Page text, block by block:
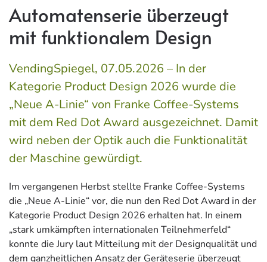
Automatenserie überzeugt
mit funktionalem Design
VendingSpiegel, 07.05.2026 – In der
Kategorie Product Design 2026 wurde die
„Neue A-Linie“ von Franke Coffee-Systems
mit dem Red Dot Award ausgezeichnet. Damit
wird neben der Optik auch die Funktionalität
der Maschine gewürdigt.
Im vergangenen Herbst stellte Franke Coffee-Systems
die „Neue A-Linie“ vor, die nun den Red Dot Award in der
Kategorie Product Design 2026 erhalten hat. In einem
„stark umkämpften internationalen Teilnehmerfeld“
konnte die Jury laut Mitteilung mit der Designqualität und
dem ganzheitlichen Ansatz der Geräteserie überzeugt